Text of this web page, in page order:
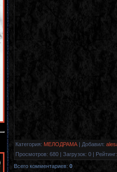
Категория: МЕЛОДРАМА | Добавил:
Просмотров: 680 | Загрузок: 0 | Рейтинг:
Всего комментариев: 0